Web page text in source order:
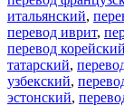
итальянский,
перевод иврит,
перевод корейский
татарский,
узбекский,
эстонский,